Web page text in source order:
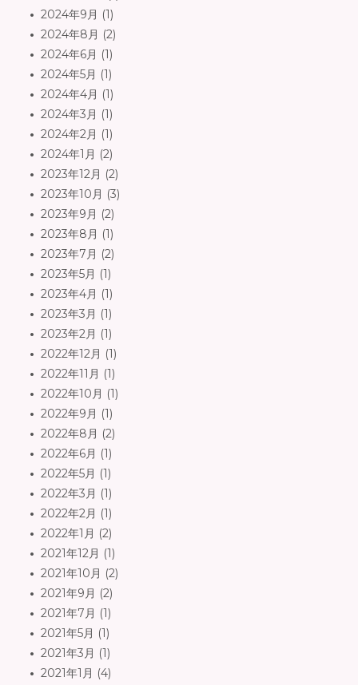
2024年9月 (1)
2024年8月 (2)
2024年6月 (1)
2024年5月 (1)
2024年4月 (1)
2024年3月 (1)
2024年2月 (1)
2024年1月 (2)
2023年12月 (2)
2023年10月 (3)
2023年9月 (2)
2023年8月 (1)
2023年7月 (2)
2023年5月 (1)
2023年4月 (1)
2023年3月 (1)
2023年2月 (1)
2022年12月 (1)
2022年11月 (1)
2022年10月 (1)
2022年9月 (1)
2022年8月 (2)
2022年6月 (1)
2022年5月 (1)
2022年3月 (1)
2022年2月 (1)
2022年1月 (2)
2021年12月 (1)
2021年10月 (2)
2021年9月 (2)
2021年7月 (1)
2021年5月 (1)
2021年3月 (1)
2021年1月 (4)